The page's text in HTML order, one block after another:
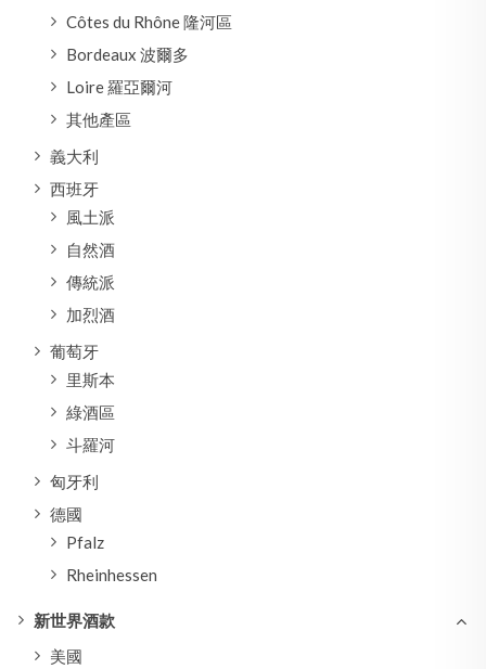
Côtes du Rhône 隆河區
Bordeaux 波爾多
Loire 羅亞爾河
其他產區
義大利
西班牙
風土派
自然酒
傳統派
加烈酒
葡萄牙
里斯本
綠酒區
斗羅河
匈牙利
德國
Pfalz
Rheinhessen
新世界酒款
美國